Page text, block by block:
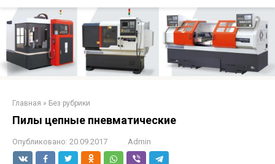
Главная » Без рубрики
Пилы цепные пневматические
Опубликовано: 20.09.2017 Admin